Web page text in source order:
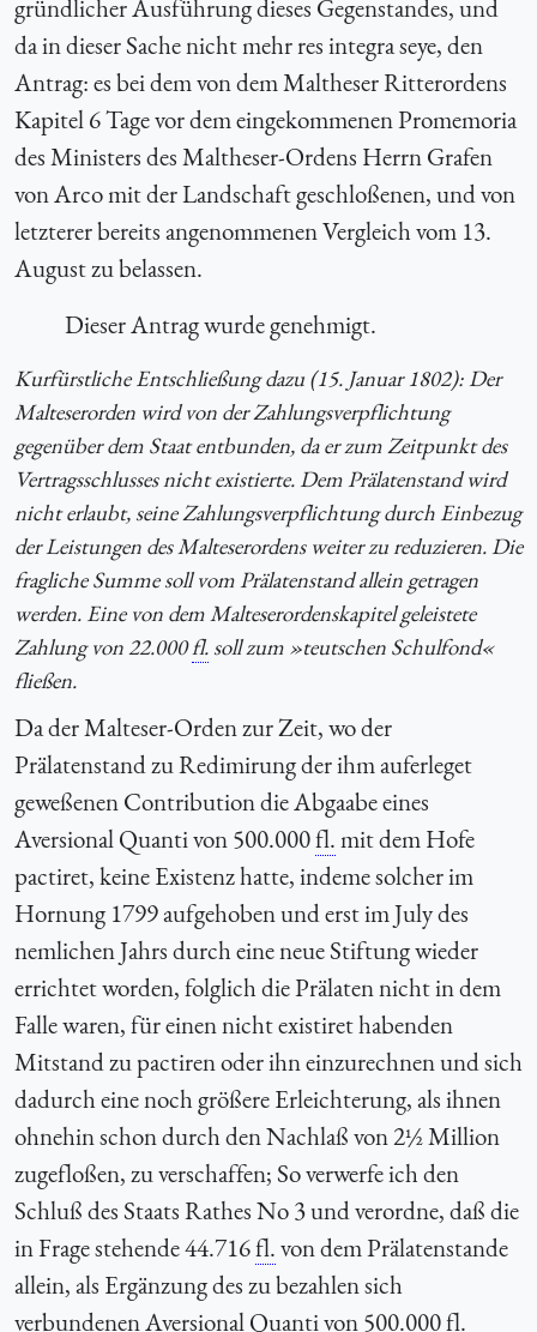
gründlicher Ausführung dieses Gegenstandes, und
da in dieser Sache nicht mehr res integra seye, den
Antrag: es bei dem von dem Maltheser Ritterordens
Kapitel 6 Tage vor dem eingekommenen Promemoria
des Ministers des Maltheser-Ordens Herrn Grafen
von Arco mit der Landschaft geschloßenen, und von
letzterer bereits angenommenen Vergleich vom 13.
August zu belassen.
Dieser Antrag wurde genehmigt.
Kurfürstliche Entschließung dazu (15. Januar 1802): Der
Malteserorden wird von der Zahlungsverpflichtung
gegenüber dem Staat entbunden, da er zum Zeitpunkt des
Vertragsschlusses nicht existierte. Dem Prälatenstand wird
nicht erlaubt, seine Zahlungsverpflichtung durch Einbezug
der Leistungen des Malteserordens weiter zu reduzieren. Die
fragliche Summe soll vom Prälatenstand allein getragen
werden. Eine von dem Malteserordenskapitel geleistete
Zahlung von 22.000fl. soll zum »teutschen Schulfond«
fließen.
Da der Malteser-Orden zur Zeit, wo der
Prälatenstand zu Redimirung der ihm auferleget
geweßenen Contribution die Abgaabe eines
Aversional Quanti von 500.000fl.mit dem Hofe
pactiret, keine Existenz hatte, indeme solcher im
Hornung 1799 aufgehoben und erst im July des
nemlichen Jahrs durch eine neue Stiftung wieder
errichtet worden, folglich die Prälaten nicht in dem
Falle waren, für einen nicht existiret habenden
Mitstand zu pactiren oder ihn einzurechnen und sich
dadurch eine noch größere Erleichterung, als ihnen
ohnehin schon durch den Nachlaß von 2½ Million
zugefloßen, zu verschaffen; So verwerfe ich den
Schluß des Staats Rathes No 3 und verordne, daß die
in Frage stehende 44.716fl.von dem Prälatenstande
allein, als Ergänzung des zu bezahlen sich
verbundenen Aversional Quanti von 500.000fl.